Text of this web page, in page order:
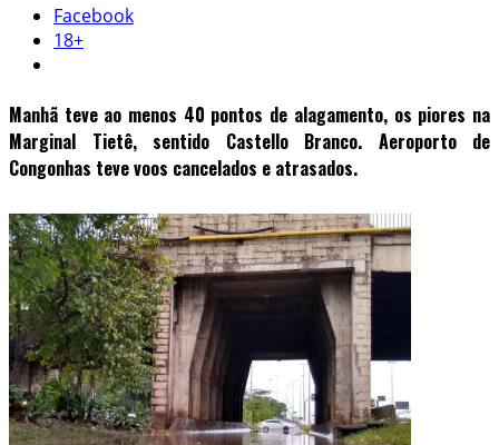
Facebook
18+
Manhã teve ao menos 40 pontos de alagamento, os piores na
Marginal Tietê, sentido Castello Branco. Aeroporto de
Congonhas teve voos cancelados e atrasados.